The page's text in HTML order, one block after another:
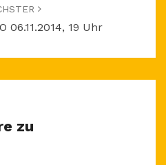
06.11.2014, 19 Uhr
zu